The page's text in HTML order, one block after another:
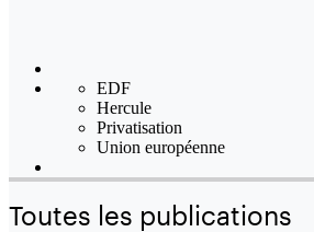
EDF
Hercule
Privatisation
Union européenne
Toutes les publications